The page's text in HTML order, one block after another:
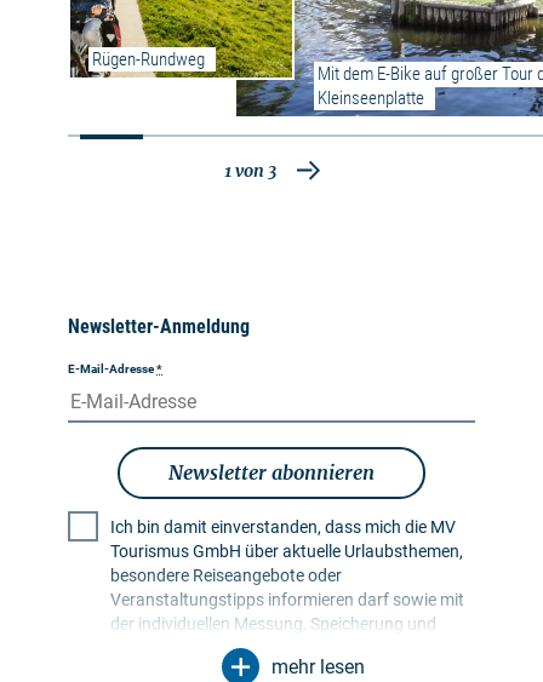
Rügen-Rundweg
Mit dem E-Bike auf großer Tour
Kleinseenplatte
1 von 3
Newsletter-Anmeldung
E-Mail-Adresse*
Newsletter abonnieren
Ich bin damit einverstanden, dass mich die MV
Tourismus GmbH über aktuelle Urlaubsthemen,
besondere Reiseangebote oder
Veranstaltungstipps informieren darf sowie mit
der individuellen Messung, Speicherung und
Auswertung von Öffnungs- und Klickraten in
Empfängerprofilen zu Zwecken der Gestaltung
mehr lesen